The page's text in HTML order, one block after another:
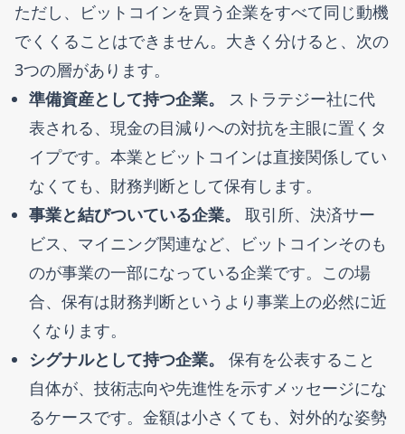
ただし、ビットコインを買う企業をすべて同じ動機
でくくることはできません。大きく分けると、次の
3つの層があります。
準備資産として持つ企業。
ストラテジー社に代
表される、現金の目減りへの対抗を主眼に置くタ
イプです。本業とビットコインは直接関係してい
なくても、財務判断として保有します。
事業と結びついている企業。
取引所、決済サー
ビス、マイニング関連など、ビットコインそのも
のが事業の一部になっている企業です。この場
合、保有は財務判断というより事業上の必然に近
くなります。
シグナルとして持つ企業。
保有を公表すること
自体が、技術志向や先進性を示すメッセージにな
るケースです。金額は小さくても、対外的な姿勢